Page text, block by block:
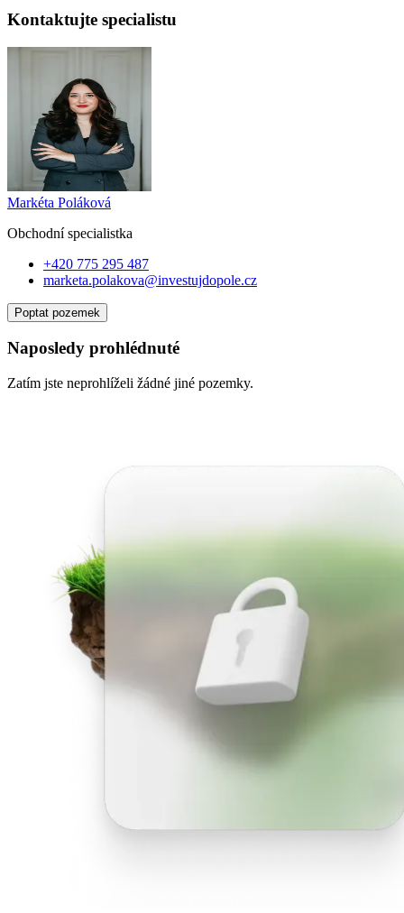
Kontaktujte specialistu
Markéta Poláková
Obchodní specialistka
+420 775 295 487
marketa.polakova@investujdopole.cz
Poptat pozemek
Naposledy prohlédnuté
Zatím jste neprohlíželi žádné jiné pozemky.